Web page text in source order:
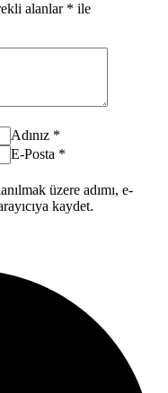
alanlar * ile
Adınız *
E-Posta *
üzere adımı, e-
kaydet.